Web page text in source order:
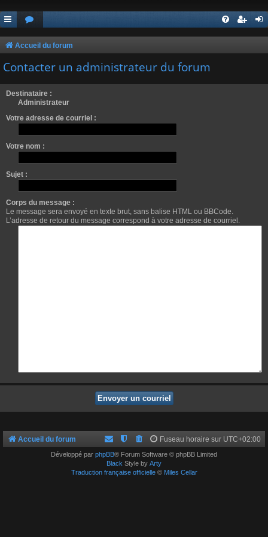
Accueil du forum
Contacter un administrateur du forum
Destinataire :
Administrateur
Votre adresse de courriel :
Votre nom :
Sujet :
Corps du message :
Le message sera envoyé en texte brut, sans balise HTML ou BBCode.
L’adresse de retour du message correspond à votre adresse de courriel.
Accueil du forum Fuseau horaire sur UTC+02:00
Développé par phpBB® Forum Software © phpBB Limited
Black Style by Arty
Traduction française officielle© Miles Cellar